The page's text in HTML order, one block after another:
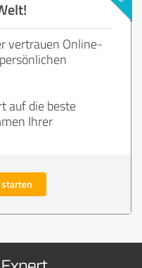
vertrauen Online-
auf die beste
Ihrer